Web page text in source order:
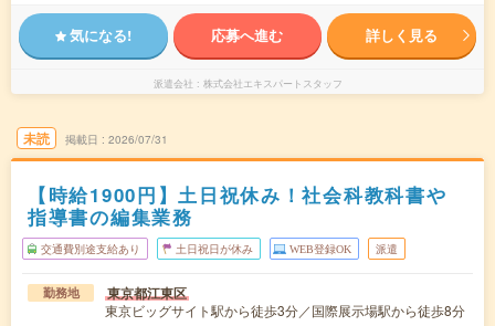
気になる! 応募へ進む 詳しく見る
派遣会社 株式会社エキスパートスタッフ
未読 掲載日 2026/07/31
【時給1900円】土日祝休み！社会科教科書や
指導書の編集業務
交通費別途支給あり 土日祝日が休み WEB登録OK 派遣
勤務地 東京都江東区
東京ビッグサイト駅から徒歩3分／国際展示場駅から徒歩8分